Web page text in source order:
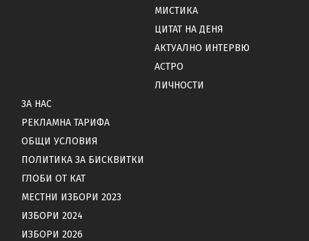
МИСТИКА
ЦИТАТ НА ДЕНЯ
АКТУАЛНО ИНТЕРВЮ
АСТРО
ЛИЧНОСТИ
ЗА НАС
РЕКЛАМНА ТАРИФА
ОБЩИ УСЛОВИЯ
ПОЛИТИКА ЗА БИСКВИТКИ
ГЛОБИ ОТ КАТ
МЕСТНИ ИЗБОРИ 2023
ИЗБОРИ 2024
ИЗБОРИ 2026